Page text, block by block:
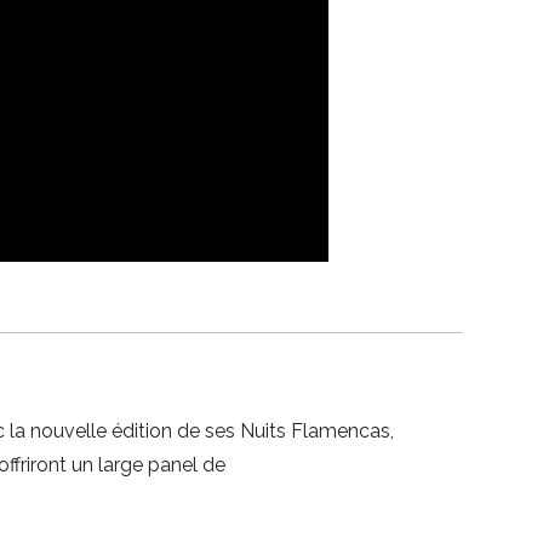
la nouvelle édition de ses Nuits Flamencas,
un large panel de